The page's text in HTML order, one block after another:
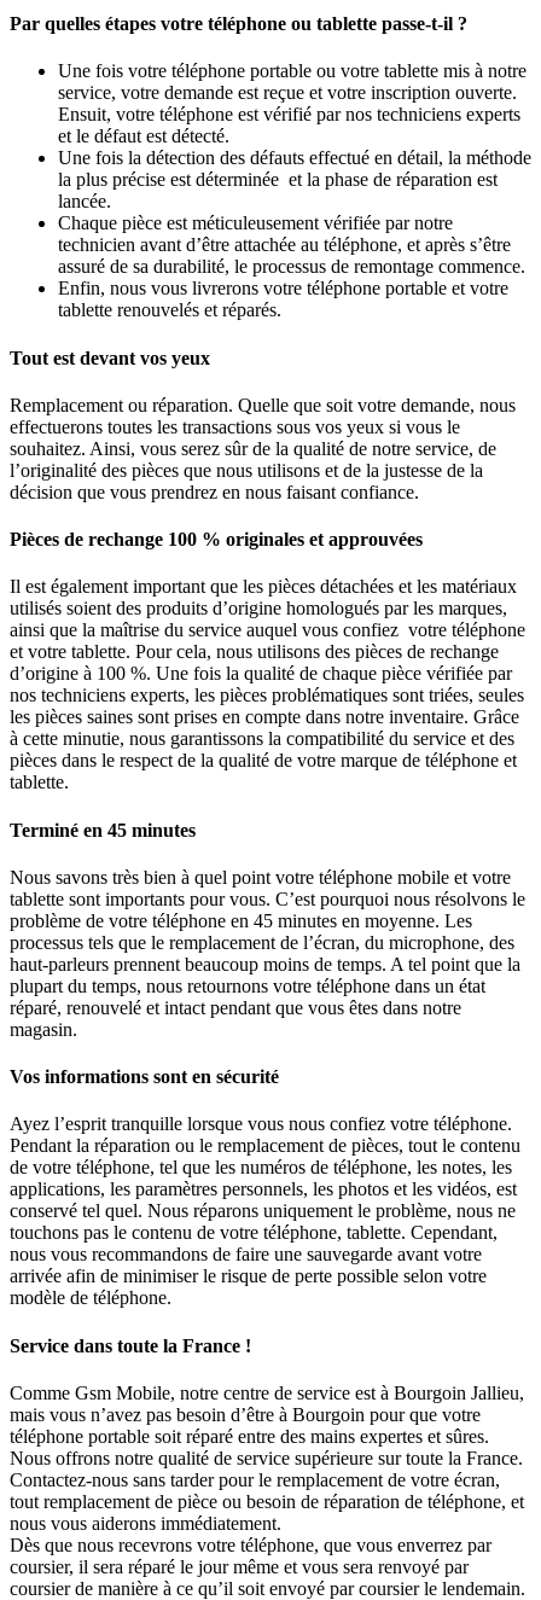
Par quelles étapes votre téléphone ou tablette passe-t-il ?
Une fois votre téléphone portable ou votre tablette mis à notre
service, votre demande est reçue et votre inscription ouverte.
Ensuit, votre téléphone est vérifié par nos techniciens experts
et le défaut est détecté.
Une fois la détection des défauts effectué en détail, la méthode
la plus précise est déterminée et la phase de réparation est
lancée.
Chaque pièce est méticuleusement vérifiée par notre
technicien avant d’être attachée au téléphone, et après s’être
assuré de sa durabilité, le processus de remontage commence.
Enfin, nous vous livrerons votre téléphone portable et votre
tablette renouvelés et réparés.
Tout est devant vos yeux
Remplacement ou réparation. Quelle que soit votre demande, nous
effectuerons toutes les transactions sous vos yeux si vous le
souhaitez. Ainsi, vous serez sûr de la qualité de notre service, de
l’originalité des pièces que nous utilisons et de la justesse de la
décision que vous prendrez en nous faisant confiance.
Pièces de rechange 100 % originales et approuvées
Il est également important que les pièces détachées et les matériaux
utilisés soient des produits d’origine homologués par les marques,
ainsi que la maîtrise du service auquel vous confiez votre téléphone
et votre tablette. Pour cela, nous utilisons des pièces de rechange
d’origine à 100 %. Une fois la qualité de chaque pièce vérifiée par
nos techniciens experts, les pièces problématiques sont triées, seules
les pièces saines sont prises en compte dans notre inventaire. Grâce
à cette minutie, nous garantissons la compatibilité du service et des
pièces dans le respect de la qualité de votre marque de téléphone et
tablette.
Terminé en 45 minutes
Nous savons très bien à quel point votre téléphone mobile et votre
tablette sont importants pour vous. C’est pourquoi nous résolvons le
problème de votre téléphone en 45 minutes en moyenne. Les
processus tels que le remplacement de l’écran, du microphone, des
haut-parleurs prennent beaucoup moins de temps. A tel point que la
plupart du temps, nous retournons votre téléphone dans un état
réparé, renouvelé et intact pendant que vous êtes dans notre
magasin.
Vos informations sont en sécurité
Ayez l’esprit tranquille lorsque vous nous confiez votre téléphone.
Pendant la réparation ou le remplacement de pièces, tout le contenu
de votre téléphone, tel que les numéros de téléphone, les notes, les
applications, les paramètres personnels, les photos et les vidéos, est
conservé tel quel. Nous réparons uniquement le problème, nous ne
touchons pas le contenu de votre téléphone, tablette. Cependant,
nous vous recommandons de faire une sauvegarde avant votre
arrivée afin de minimiser le risque de perte possible selon votre
modèle de téléphone.
Service dans toute la France !
Comme Gsm Mobile, notre centre de service est à Bourgoin Jallieu,
mais vous n’avez pas besoin d’être à Bourgoin pour que votre
téléphone portable soit réparé entre des mains expertes et sûres.
Nous offrons notre qualité de service supérieure sur toute la France.
Contactez-nous sans tarder pour le remplacement de votre écran,
tout remplacement de pièce ou besoin de réparation de téléphone, et
nous vous aiderons immédiatement.
Dès que nous recevrons votre téléphone, que vous enverrez par
coursier, il sera réparé le jour même et vous sera renvoyé par
coursier de manière à ce qu’il soit envoyé par coursier le lendemain.